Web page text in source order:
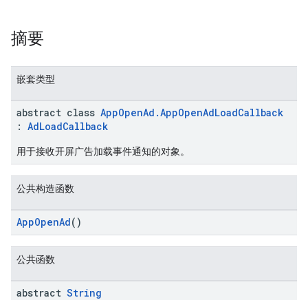
摘要
嵌套类型
abstract class AppOpenAd.AppOpenAdLoadCallback
: AdLoadCallback
用于接收开屏广告加载事件通知的对象。
公共构造函数
AppOpenAd()
公共函数
abstract String